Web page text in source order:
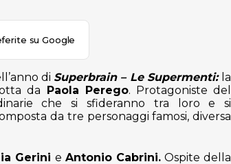
su Google
di Superbrain – Le Supermenti: la
da Paola Perego. Protagoniste del
che si sfideranno tra loro e si
da tre personaggi famosi, diversa
Gerini e Antonio Cabrini.Ospite della